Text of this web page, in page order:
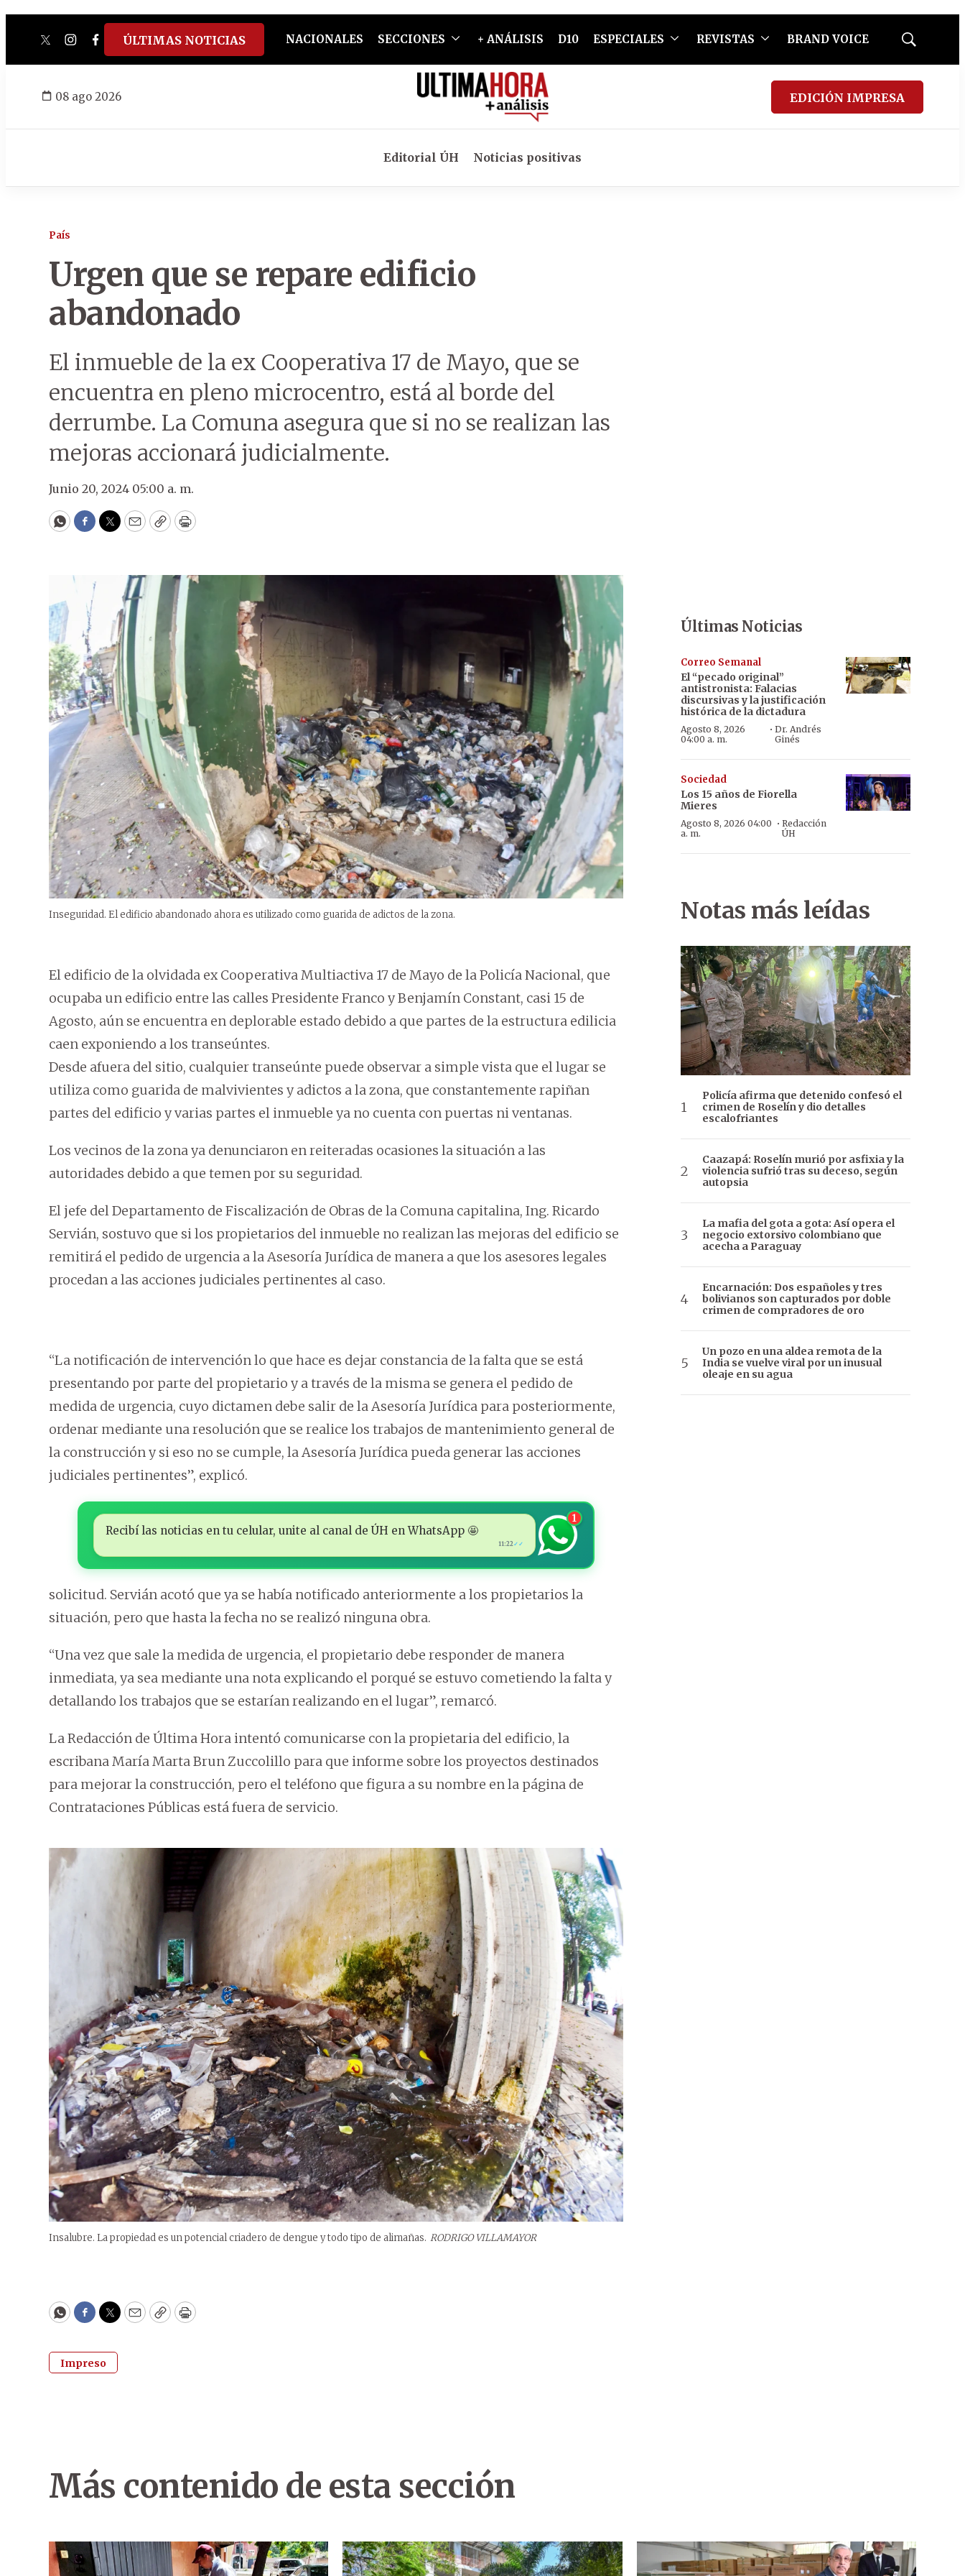
twitterinstagram
facebook
tiktokyoutube
spotify
ÚLTIMAS NOTICIAS NACIONALES SECCIONES + ANÁLISIS D10 ESPECIALES REVISTAS BRAND VOICE
Mostrar
08 ago 2026 EDICIÓN IMPRESA
Editorial ÚH Noticias positivas
País
Urgen que se repare edificio
abandonado
El inmueble de la ex Cooperativa 17 de Mayo, que se
encuentra en pleno microcentro, está al borde del
derrumbe. La Comuna asegura que si no se realizan las
mejoras accionará judicialmente.
Junio 20, 2024 05:00 a. m.
WhatsApp
Facebook
Twitter
EmailCopyPrint
Inseguridad. El edificio abandonado ahora es utilizado como guarida de adictos de la zona.
El edificio de la olvidada ex Cooperativa Multiactiva 17 de Mayo de la Policía Nacional, que
ocupaba un edificio entre las calles Presidente Franco y Benjamín Constant, casi 15 de
Agosto, aún se encuentra en deplorable estado debido a que partes de la estructura edilicia
caen exponiendo a los transeúntes.
Desde afuera del sitio, cualquier transeúnte puede observar a simple vista que el lugar se
utiliza como guarida de malvivientes y adictos a la zona, que constantemente rapiñan
partes del edificio y varias partes el inmueble ya no cuenta con puertas ni ventanas.
Los vecinos de la zona ya denunciaron en reiteradas ocasiones la situación a las
autoridades debido a que temen por su seguridad.
El jefe del Departamento de Fiscalización de Obras de la Comuna capitalina, Ing. Ricardo
Servián, sostuvo que si los propietarios del inmueble no realizan las mejoras del edificio se
remitirá el pedido de urgencia a la Asesoría Jurídica de manera a que los asesores legales
procedan a las acciones judiciales pertinentes al caso.
“La notificación de intervención lo que hace es dejar constancia de la falta que se está
presentando por parte del propietario y a través de la misma se genera el pedido de
medida de urgencia, cuyo dictamen debe salir de la Asesoría Jurídica para posteriormente,
ordenar mediante una resolución que se realice los trabajos de mantenimiento general de
la construcción y si eso no se cumple, la Asesoría Jurídica pueda generar las acciones
judiciales pertinentes”, explicó.
Recibí las noticias en tu celular, unite al canal de ÚH en WhatsApp 🤩
11:22✓✓
1
solicitud. Servián acotó que ya se había notificado anteriormente a los propietarios la
situación, pero que hasta la fecha no se realizó ninguna obra.
“Una vez que sale la medida de urgencia, el propietario debe responder de manera
inmediata, ya sea mediante una nota explicando el porqué se estuvo cometiendo la falta y
detallando los trabajos que se estarían realizando en el lugar”, remarcó.
La Redacción de Última Hora intentó comunicarse con la propietaria del edificio, la
escribana María Marta Brun Zuccolillo para que informe sobre los proyectos destinados
para mejorar la construcción, pero el teléfono que figura a su nombre en la página de
Contrataciones Públicas está fuera de servicio.
Insalubre. La propiedad es un potencial criadero de dengue y todo tipo de alimañas. RODRIGO VILLAMAYOR
WhatsApp
Facebook
Twitter
EmailCopyPrint
Impreso
Últimas Noticias
Correo Semanal
El “pecado original”
antistronista: Falacias
discursivas y la justificación
histórica de la dictadura
Agosto 8, 2026
04:00 a. m.
·Dr. Andrés
Ginés
Sociedad
Los 15 años de Fiorella
Mieres
Agosto 8, 2026 04:00
a. m.
· Redacción
ÚH
Notas más leídas
Policía afirma que detenido confesó el
crimen de Roselín y dio detalles
escalofriantes
Caazapá: Roselín murió por asfixia y la
violencia sufrió tras su deceso, según
autopsia
La mafia del gota a gota: Así opera el
negocio extorsivo colombiano que
acecha a Paraguay
Encarnación: Dos españoles y tres
bolivianos son capturados por doble
crimen de compradores de oro
Un pozo en una aldea remota de la
India se vuelve viral por un inusual
oleaje en su agua
Más contenido de esta sección